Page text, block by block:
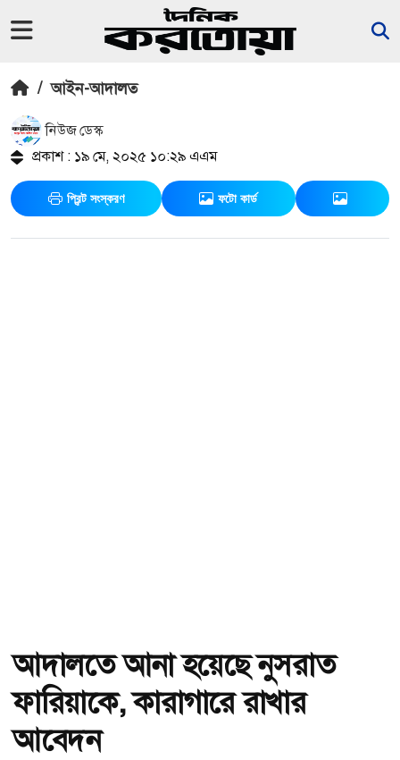
/ আইন-আদালত
নিউজ ডেস্ক
প্রকাশ : ১৯ মে, ২০২৫ ১০:২৯ এএম
প্রিন্ট সংস্করণ ফটো কার্ড
আদালতে আনা হয়েছে নুসরাত
ফারিয়াকে, কারাগারে রাখার
আবেদন